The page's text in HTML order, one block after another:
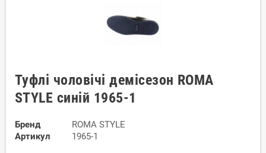
Туфлі чоловічі демісезон ROMA
STYLE синій 1965-1
Бренд
ROMA STYLE
Артикул
1965-1